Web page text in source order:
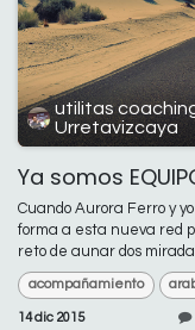
utilitas
Urretavizcaya
Ya somos
Cuando Aurora Ferro y
forma a esta nueva red
reto de aunar dos
acompañamiento
14 dic 2015